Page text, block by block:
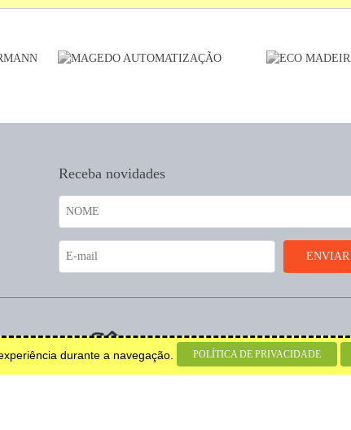
Receba novidades
durante a navegação. POLÍTICA DE PRIVACIDADE